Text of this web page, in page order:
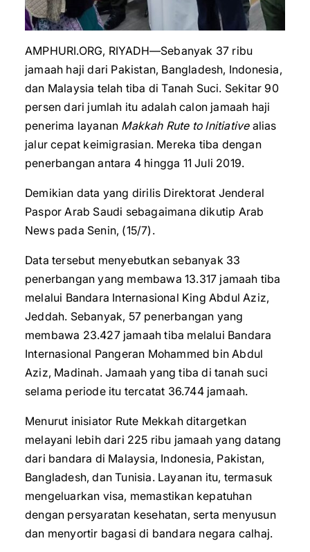
AMPHURI.ORG, RIYADH—Sebanyak 37 ribu
jamaah haji dari Pakistan, Bangladesh, Indonesia,
dan Malaysia telah tiba di Tanah Suci. Sekitar 90
persen dari jumlah itu adalah calon jamaah haji
penerima layanan Makkah Rute to Initiativealias
jalur cepat keimigrasian. Mereka tiba dengan
penerbangan antara 4 hingga 11 Juli 2019.
Demikian data yang dirilis Direktorat Jenderal
Paspor Arab Saudi sebagaimana dikutip Arab
News pada Senin, (15/7).
Data tersebut menyebutkan sebanyak 33
penerbangan yang membawa 13.317 jamaah tiba
melalui Bandara Internasional King Abdul Aziz,
Jeddah. Sebanyak, 57 penerbangan yang
membawa 23.427 jamaah tiba melalui Bandara
Internasional Pangeran Mohammed bin Abdul
Aziz, Madinah. Jamaah yang tiba di tanah suci
selama periode itu tercatat 36.744 jamaah.
Menurut inisiator Rute Mekkah ditargetkan
melayani lebih dari 225 ribu jamaah yang datang
dari bandara di Malaysia, Indonesia, Pakistan,
Bangladesh, dan Tunisia. Layanan itu, termasuk
mengeluarkan visa, memastikan kepatuhan
dengan persyaratan kesehatan, serta menyusun
dan menyortir bagasi di bandara negara calhaj.